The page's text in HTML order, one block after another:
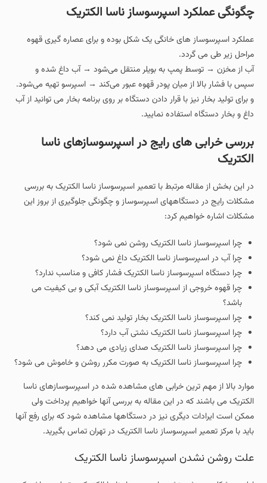
چگونگی عملکرد اسپرسوساز ناسا الکتریک
عملکرد اسپرسوساز های خانگی یک شکل بوده و برای عصاره گیری قهوه
مراحل زیر طی می گردد.
آب از مخزن → توسط پمپ به بویلر منتقل می‌شود → آب داغ شده و
سپس با فشار بالا از میان پودر قهوه عبور می‌کند → اسپرسو تهیه می‌شود.
و برای تولید بخار نیز با قرار دادن دستگاه بر روی برنامه بخار می توانید از آب
داغ و بخار دستگاه استفاده نمایید.
بررسی خرابی های رایج در اسپرسوسازهای ناسا
الکتریک
در این بخش از مقاله مرتبط با تعمیر اسپرسوساز ناسا الکتریک به بررسی
مشکلات رایج در دستگاههای اسپرسوساز و چگونگی جلوگیری از بروز این
مشکلات اشاره خواهیم کرد:
چرا اسپرسوساز ناسا الکتریک روشن نمی شود؟
چرا آب در اسپرسوساز ناسا الکتریک داغ نمی شود؟
چرا دستگاه اسپرسوساز ناسا الکتریک فشار کافی و مناسب ندارد؟
چرا قهوه خروجی از اسپرسوساز ناسا الکتریک آبکی و بی کیفیت می
باشد؟
چرا اسپرسوساز ناسا الکتریک بخار تولید نمی کند؟
چرا اسپرسوساز ناسا الکتریک نشتی آب دارد؟
چرا اسپرسوساز ناسا الکتریک صدای زیادی می دهد؟
چرا اسپرسوساز ناسا الکتریک به صورت مکرر روشن و خاموش می شود؟
موارد بالا از مهم ترین خرابی های مشاهده شده در اسپرسوسازهای ناسا
الکتریک می باشند که در این مقاله به بررسی آنها خواهیم پرداخت ولی
ممکن است ایرادات دیگری نیز در دستگاهها مشاهده شود که برای رفع آنها
باید با مرکز تعمیر اسپرسوساز ناسا الکتریک در تهران تماس بگیرید.
علت روشن نشدن اسپرسوساز ناسا الکتریک